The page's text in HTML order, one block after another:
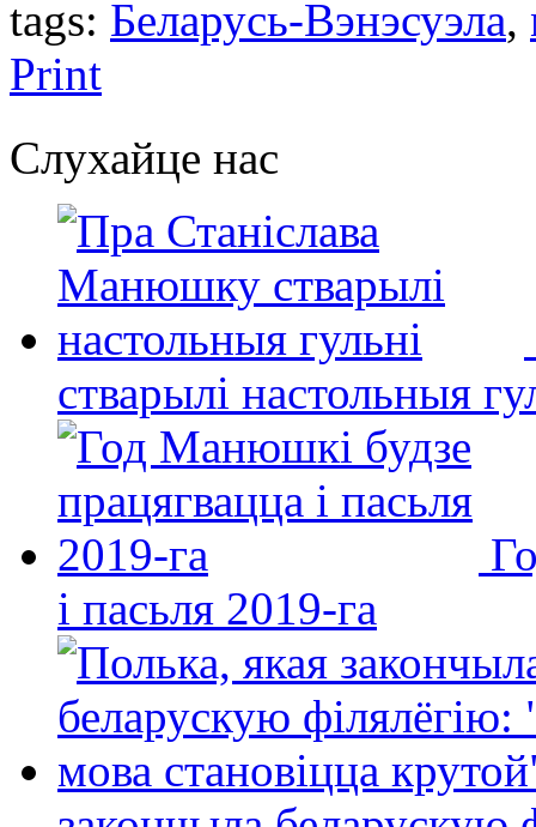
tags: Беларусь-Вэнэсуэла,
Print
Слухайце нас
стварылі настольныя
і пасьля 2019-га